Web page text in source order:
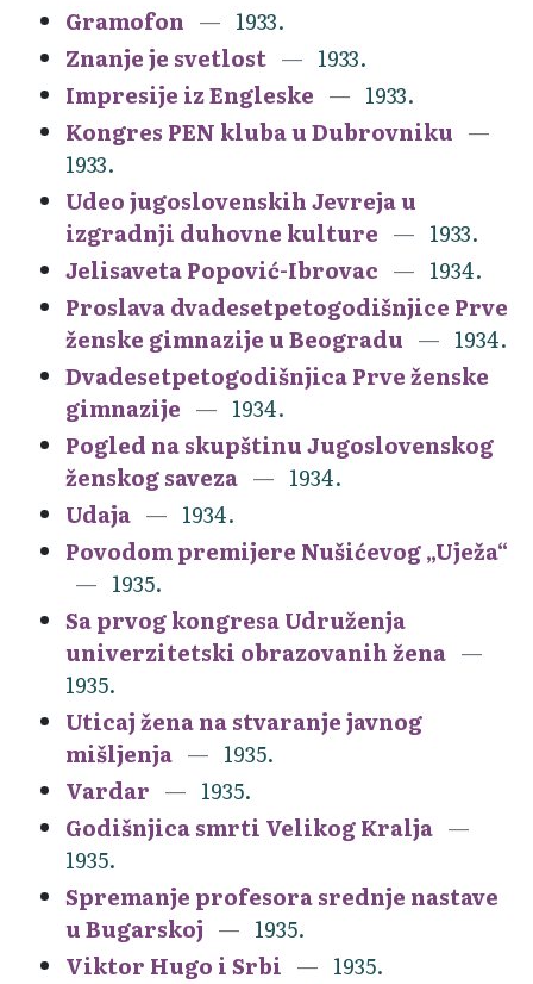
Gramofon
1933.
Znanje je svetlost
1933.
Impresije iz Engleske
1933.
Kongres PEN kluba u Dubrovniku
1933.
Udeo jugoslovenskih Jevreja u
izgradnji duhovne kulture
1933.
Jelisaveta Popović-Ibrovac
1934.
Proslava dvadesetpetogodišnjice Prve
ženske gimnazije u Beogradu
1934.
Dvadesetpetogodišnjica Prve ženske
gimnazije
1934.
Pogled na skupštinu Jugoslovenskog
ženskog saveza
1934.
Udaja
1934.
Povodom premijere Nušićevog „Uježa“
1935.
Sa prvog kongresa Udruženja
univerzitetski obrazovanih žena
1935.
Uticaj žena na stvaranje javnog
mišljenja
1935.
Vardar
1935.
Godišnjica smrti Velikog Kralja
1935.
Spremanje profesora srednje nastave
u Bugarskoj
1935.
Viktor Hugo i Srbi
1935.